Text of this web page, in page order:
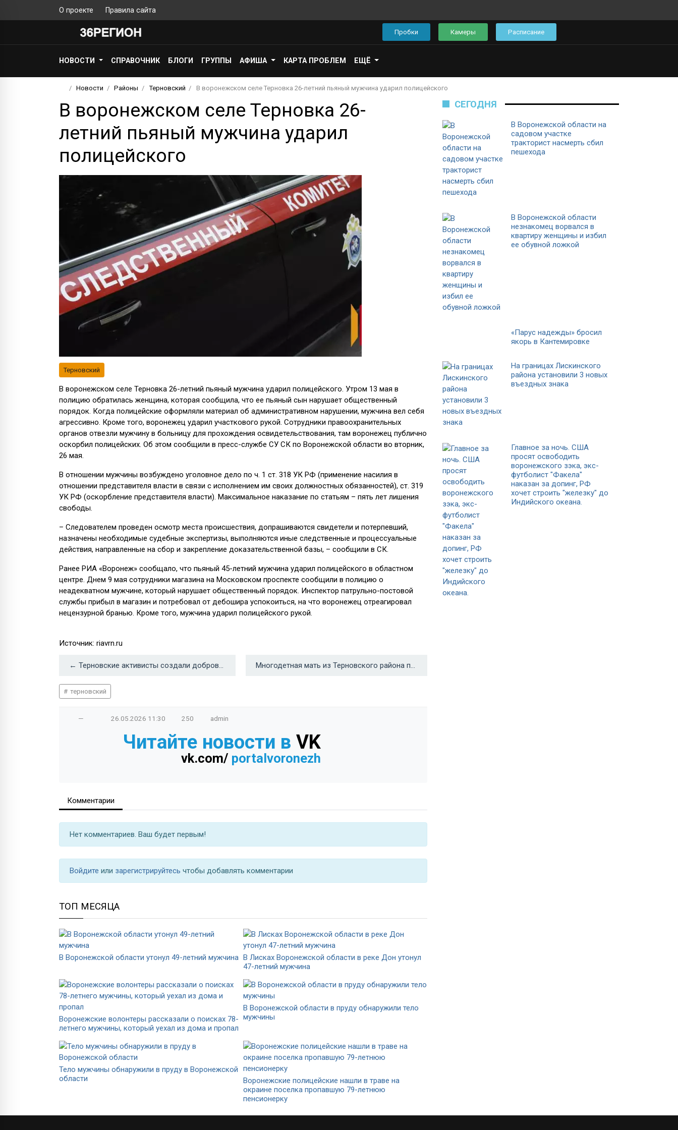
О проекте Правила сайта
Пробки Камеры Расписание
НОВОСТИ СПРАВОЧНИК БЛОГИ ГРУППЫ АФИША КАРТА ПРОБЛЕМ ЕЩЁ
Новости Районы Терновский В воронежском селе Терновка 26-летний пьяный мужчина ударил полицейского
В воронежском селе Терновка 26-
летний пьяный мужчина ударил
полицейского
Терновский
В воронежском селе Терновка 26-летний пьяный мужчина ударил полицейского. Утром 13 мая в
полицию обратилась женщина, которая сообщила, что ее пьяный сын нарушает общественный
порядок. Когда полицейские оформляли материал об административном нарушении, мужчина вел себя
агрессивно. Кроме того, воронежец ударил участкового рукой. Сотрудники правоохранительных
органов отвезли мужчину в больницу для прохождения освидетельствования, там воронежец публично
оскорбил полицейских. Об этом сообщили в пресс-службе СУ СК по Воронежской области во вторник,
26 мая.
В отношении мужчины возбуждено уголовное дело по ч. 1 ст. 318 УК РФ (применение насилия в
отношении представителя власти в связи с исполнением им своих должностных обязанностей), ст. 319
УК РФ (оскорбление представителя власти). Максимальное наказание по статьям – пять лет лишения
свободы.
– Следователем проведен осмотр места происшествия, допрашиваются свидетели и потерпевший,
назначены необходимые судебные экспертизы, выполняются иные следственные и процессуальные
действия, направленные на сбор и закрепление доказательственной базы, – сообщили в СК.
Ранее РИА «Воронеж» сообщало, что пьяный 45-летний мужчина ударил полицейского в областном
центре. Днем 9 мая сотрудники магазина на Московском проспекте сообщили в полицию о
неадекватном мужчине, который нарушает общественный порядок. Инспектор патрульно-постовой
службы прибыл в магазин и потребовал от дебошира успокоиться, на что воронежец отреагировал
нецензурной бранью. Кроме того, мужчина ударил полицейского рукой.
Источник: riavrn.ru
← Терновские активисты создали добровольную пожарную дружину Многодетная мать из Терновского района получила выплату 350 тыс рублей после вмешательства прокуратуры →
терновский
— 26.05.2026 11:30 250 admin
Читайте новости в VK
vk.com/ portalvoronezh
Комментарии
Нет комментариев. Ваш будет первым!
Войдите или зарегистрируйтесь чтобы добавлять комментарии
ТОП МЕСЯЦА
В Воронежской области утонул 49-летний мужчина В Лисках Воронежской области в реке Дон утонул
47-летний мужчина
Воронежские волонтеры рассказали о поисках 78-
летнего мужчины, который уехал из дома и пропал
В Воронежской области в пруду обнаружили тело
мужчины
Тело мужчины обнаружили в пруду в Воронежской
области
Воронежские полицейские нашли в траве на
окраине поселка пропавшую 79-летнюю
пенсионерку
СЕГОДНЯ
В Воронежской области на
садовом участке
тракторист насмерть сбил
пешехода
В Воронежской области
незнакомец ворвался в
квартиру женщины и избил
ее обувной ложкой
«Парус надежды» бросил
якорь в Кантемировке
На границах Лискинского
района установили 3 новых
въездных знака
Главное за ночь. CША
просят освободить
воронежского зэка, экс-
футболист "Факела"
наказан за допинг, РФ
хочет строить "железку" до
Индийского океана.